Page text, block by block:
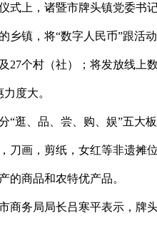
式上，诸暨市牌头镇党委书
乡镇，将“数字人民币”跟活
27个村（社）；将发放线上
度大。
“逛、品、尝、购、娱”五大
刀画，剪纸，女红等非遗摊
的商品和农特优产品。
商务局局长吕寒平表示，牌